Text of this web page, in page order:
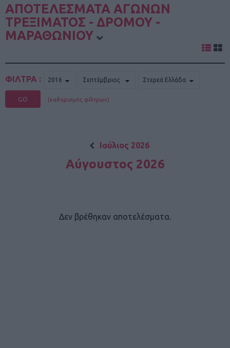
ΑΠΟΤΕΛΕΣΜΑΤΑ ΑΓΩΝΩΝ
ΤΡΕΞΙΜΑΤΟΣ - ΔΡΟΜΟΥ -
ΜΑΡΑΘΩΝΙΟΥ
ΦΙΛΤΡΑ :
GO (καθαρισμός φίλτρων)
Ιούλιος 2026
Αύγουστος 2026
Δεν βρέθηκαν αποτελέσματα.